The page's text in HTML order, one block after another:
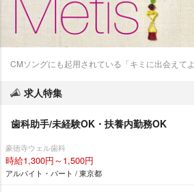
CMソングにも起用されている「キミに出会えてよ
求人特集
歯科助手/未経験OK・扶養内勤務OK
豪徳寺ウェル歯科
時給1,300円～1,500円
アルバイト・パート / 東京都